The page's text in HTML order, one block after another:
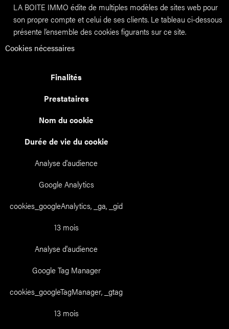
LA BOITE IMMO édite de multiples modèles de sites web pour
son propre compte et celui de ses clients. Le tableau ci-dessous
présente l’ensemble des cookies figurants sur ce site.
Cookies nécessaires
Finalités
Prestataires
Nom du cookie
Durée de vie du cookie
Analyse d'audience
Google Analytics
cookies_googleAnalytics, _ga, _gid
13 mois
Analyse d'audience
Google Tag Manager
cookies_googleTagManager, _gtag
13 mois